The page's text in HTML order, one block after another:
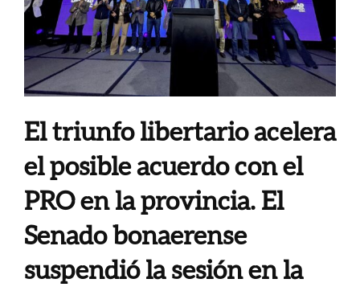
El triunfo libertario acelera
el posible acuerdo con el
PRO en la provincia. El
Senado bonaerense
suspendió la sesión en la